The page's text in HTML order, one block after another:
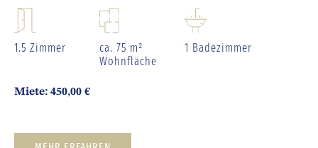
1.5 Zimmer
ca. 75 m²
Wohnfläche
1 Badezimmer
Miete: 450,00 €